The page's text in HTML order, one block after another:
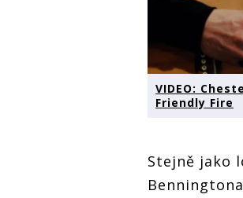
VIDEO:
Friendly Fire
Stejně jako